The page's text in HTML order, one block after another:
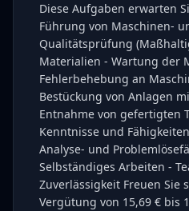
Diese Aufgaben erwarten
Führung von Maschinen-
Qualitätsprüfung
Materialien - Wartung der
Fehlerbehebung an
Bestückung von Anlagen
Entnahme von gefertigten
Kenntnisse und
Analyse- und
Selbständiges Arbeiten -
Zuverlässigkeit Freuen Sie
Vergütung von 15,69 € bis